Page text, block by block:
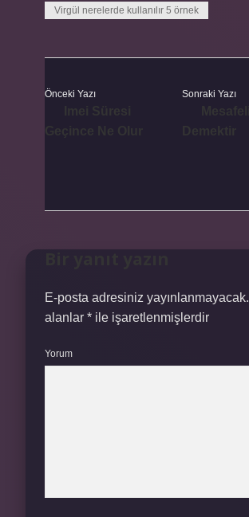
Virgül nerelerde kullanılır 5 örnek
Önceki Yazı Sonraki Yazı
E-posta adresiniz yayınlanmayacak.
alanlar * ile işaretlenmişlerdir
Yorum